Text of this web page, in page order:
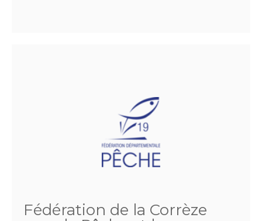
Fédération de la Corrèze